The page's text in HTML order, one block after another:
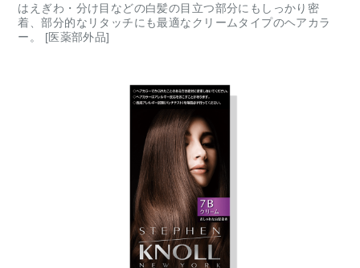
はえぎわ・分け目などの白髪の目立つ部分にもしっかり密
着、部分的なリタッチにも最適なクリームタイプのヘアカラ
ー。 [医薬部外品]